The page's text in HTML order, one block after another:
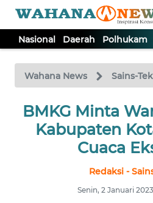
Nasional Daerah Polhukam
Wahana News Sains-
BMKG Minta
Kabupaten
Cuaca
Redaksi -
Senin, 2 Januari
TV
Tutup
NASIONAL